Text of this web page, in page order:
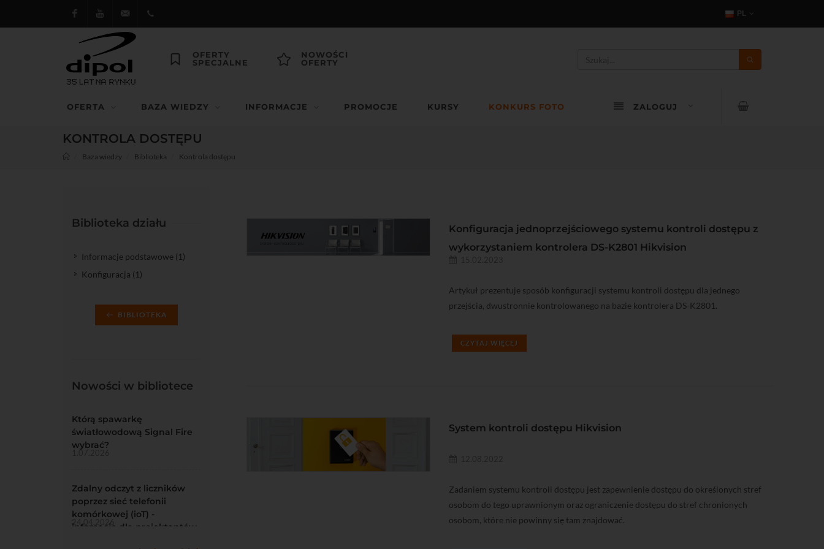
FacebookYoutube dipol@dipol.com.pl
PL
OFERTY
SPECJALNE
NOWOŚCI
OFERTY
OFERTA BAZA WIEDZY INFORMACJE PROMOCJE KURSY KONKURS FOTO ZALOGUJ
KONTROLA DOSTĘPU
Baza wiedzy Biblioteka Kontrola dostępu
Konfiguracja jednoprzejściowego systemu kontroli dostępu z
wykorzystaniem kontrolera DS-K2801 Hikvision
Artykuł prezentuje sposób konfiguracji systemu kontroli dostępu dla jednego
przejścia, dwustronnie kontrolowanego na bazie kontrolera DS-K2801.
CZYTAJ WIĘCEJ
System kontroli dostępu Hikvision
Zadaniem systemu kontroli dostępu jest zapewnienie dostępu do określonych stref
osobom do tego uprawnionym oraz ograniczenie dostępu do stref chronionych
osobom, które nie powinny się tam znajdować.
Biblioteka działu
Informacje podstawowe (1)
Konfiguracja (1)
BIBLIOTEKA
Nowości w bibliotece
Którą spawarkę
światłowodową Signal Fire
wybrać?
1.07.2026
Zdalny odczyt z liczników
poprzez sieć telefonii
komórkowej (ioT) -
infomacje dla projektantów
24.04.2026